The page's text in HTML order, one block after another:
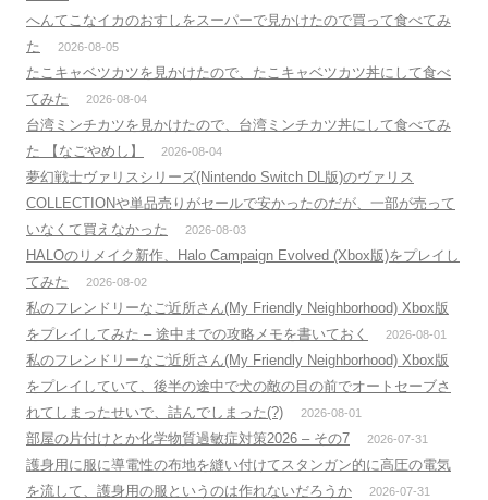
へんてこなイカのおすしをスーパーで見かけたので買って食べてみ
た
2026-08-05
たこキャベツカツを見かけたので、たこキャベツカツ丼にして食べ
てみた
2026-08-04
台湾ミンチカツを見かけたので、台湾ミンチカツ丼にして食べてみ
た 【なごやめし】
2026-08-04
夢幻戦士ヴァリスシリーズ(Nintendo Switch DL版)のヴァリス
COLLECTIONや単品売りがセールで安かったのだが、一部が売って
いなくて買えなかった
2026-08-03
HALOのリメイク新作、Halo Campaign Evolved (Xbox版)をプレイし
てみた
2026-08-02
私のフレンドリーなご近所さん(My Friendly Neighborhood) Xbox版
をプレイしてみた – 途中までの攻略メモを書いておく
2026-08-01
私のフレンドリーなご近所さん(My Friendly Neighborhood) Xbox版
をプレイしていて、後半の途中で犬の敵の目の前でオートセーブさ
れてしまったせいで、詰んでしまった(?)
2026-08-01
部屋の片付けとか化学物質過敏症対策2026 – その7 2026-07-31
護身用に服に導電性の布地を縫い付けてスタンガン的に高圧の電気
を流して、護身用の服というのは作れないだろうか
2026-07-31